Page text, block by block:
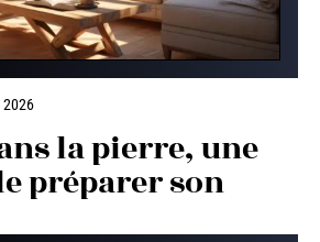
2026
la pierre, une
préparer son